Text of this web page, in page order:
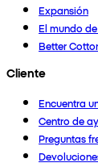
Expansión
El mundo
Better
Cliente
Encuentra
Centro de
Preguntas